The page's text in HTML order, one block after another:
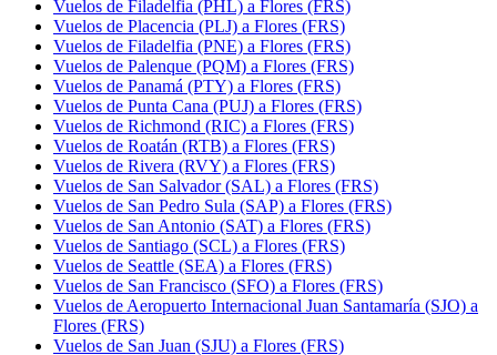
Vuelos de Filadelfia (PHL) a Flores (FRS)
Vuelos de Placencia (PLJ) a Flores (FRS)
Vuelos de Filadelfia (PNE) a Flores (FRS)
Vuelos de Palenque (PQM) a Flores (FRS)
Vuelos de Panamá (PTY) a Flores (FRS)
Vuelos de Punta Cana (PUJ) a Flores (FRS)
Vuelos de Richmond (RIC) a Flores (FRS)
Vuelos de Roatán (RTB) a Flores (FRS)
Vuelos de Rivera (RVY) a Flores (FRS)
Vuelos de San Salvador (SAL) a Flores (FRS)
Vuelos de San Pedro Sula (SAP) a Flores (FRS)
Vuelos de San Antonio (SAT) a Flores (FRS)
Vuelos de Santiago (SCL) a Flores (FRS)
Vuelos de Seattle (SEA) a Flores (FRS)
Vuelos de San Francisco (SFO) a Flores (FRS)
Vuelos de Aeropuerto Internacional Juan Santamaría (SJO) a
Flores (FRS)
Vuelos de San Juan (SJU) a Flores (FRS)